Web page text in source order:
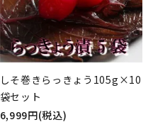
しそ巻きらっきょう105g×10
袋セット
6,999円(税込)